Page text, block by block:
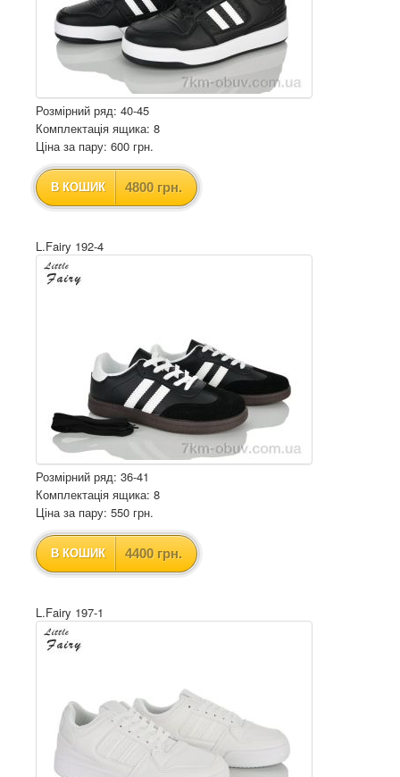
Розмірний ряд: 40-45
Комплектація ящика: 8
Ціна за пару: 600 грн.
В КОШИК 4800 грн.
L.Fairy 192-4
Розмірний ряд: 36-41
Комплектація ящика: 8
Ціна за пару: 550 грн.
В КОШИК 4400 грн.
L.Fairy 197-1